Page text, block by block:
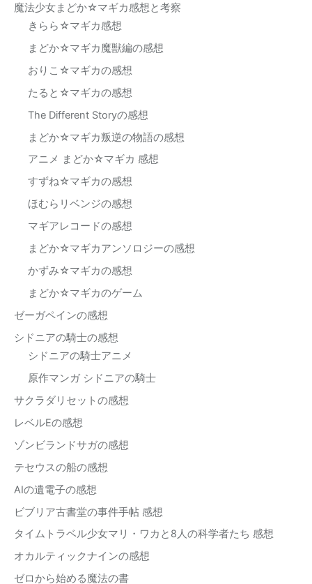
魔法少女まどか☆マギカ感想と考察
きらら☆マギカ感想
まどか☆マギカ魔獣編の感想
おりこ☆マギカの感想
たると☆マギカの感想
The Different Storyの感想
まどか☆マギカ叛逆の物語の感想
アニメ まどか☆マギカ 感想
すずね☆マギカの感想
ほむらリベンジの感想
マギアレコードの感想
まどか☆マギカアンソロジーの感想
かずみ☆マギカの感想
まどか☆マギカのゲーム
ゼーガペインの感想
シドニアの騎士の感想
シドニアの騎士アニメ
原作マンガ シドニアの騎士
サクラダリセットの感想
レベルEの感想
ゾンビランドサガの感想
テセウスの船の感想
AIの遺電子の感想
ビブリア古書堂の事件手帖 感想
タイムトラベル少女マリ・ワカと8人の科学者たち 感想
オカルティックナインの感想
ゼロから始める魔法の書